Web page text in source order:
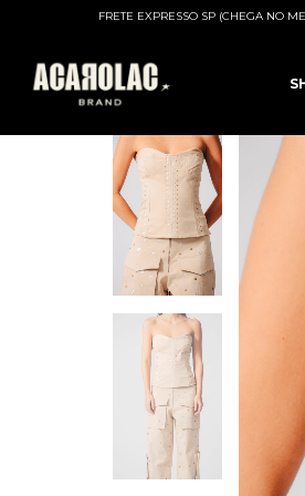
SP (CHEGA NO MESMO DIA) | OPÇÃO